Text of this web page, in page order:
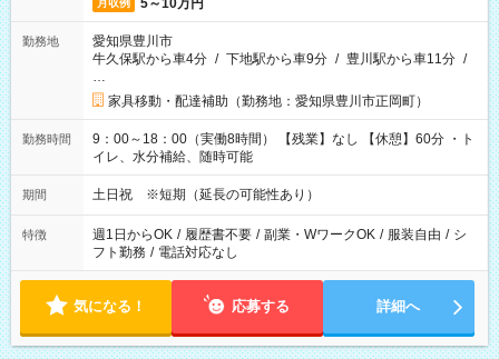
月収例 5～10万円
勤務地
愛知県豊川市
牛久保駅から車4分 / 下地駅から車9分 / 豊川駅から車11分 /
…
家具移動・配達補助（勤務地：愛知県豊川市正岡町）
勤務時間
9：00～18：00（実働8時間） 【残業】なし 【休憩】60分 ・ト
イレ、水分補給、随時可能
期間 土日祝 ※短期（延長の可能性あり）
特徴 週1日からOK / 履歴書不要 / 副業・WワークOK / 服装自由 / シ
フト勤務 / 電話対応なし
気になる！ 応募する 詳細へ